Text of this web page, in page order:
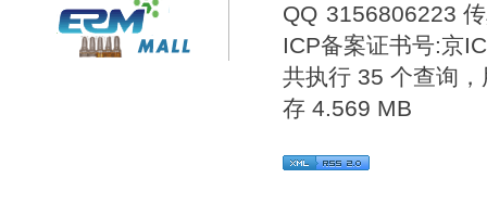
3156806223
ICP备案证书号:京
共执行 35 个查询
存 4.569 MB